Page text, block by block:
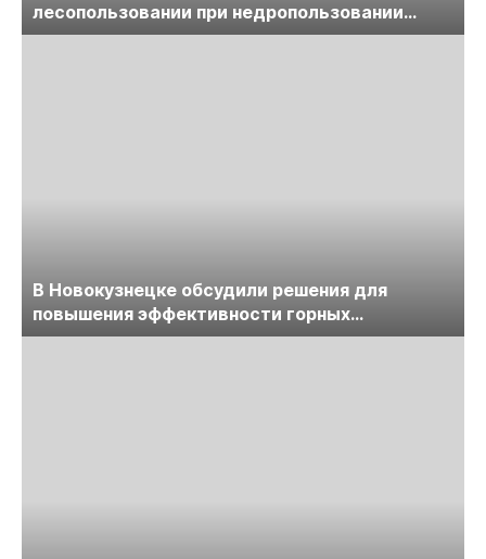
лесопользовании при недропользовании
обсудят на семинаре «ПравоТЭК»
В Новокузнецке обсудили решения для
повышения эффективности горных
предприятий